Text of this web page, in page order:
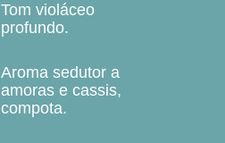
Tom violáceo
profundo.
Aroma sedutor a
amoras e cassis,
compota.